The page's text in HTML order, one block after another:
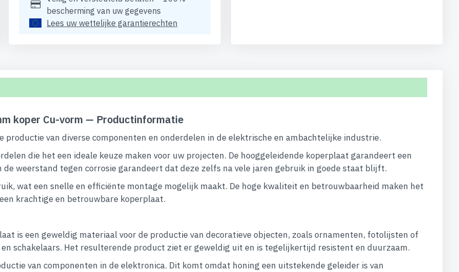
bescherming van uw gegevens
Lees uw wettelijke garantierechten
koper Cu-vorm — Productinformatie
productie van diverse componenten en onderdelen in de elektrische en ambachtelijke industrie.
die het een ideale keuze maken voor uw projecten. De hooggeleidende koperplaat garandeert een
weerstand tegen corrosie garandeert dat deze zelfs na vele jaren gebruik in goede staat blijft.
wat een snelle en efficiënte montage mogelijk maakt. De hoge kwaliteit en betrouwbaarheid maken het
krachtige en betrouwbare koperplaat.
is een geweldig materiaal voor de productie van decoratieve objecten, zoals ornamenten, fotolijsten of
schakelaars. Het resulterende product ziet er geweldig uit en is tegelijkertijd resistent en duurzaam.
van componenten in de elektronica. Dit komt omdat honing een uitstekende geleider is van